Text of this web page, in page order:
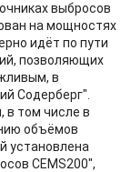
выбросов
на мощностях
идёт по пути
позволяющих
в
Содерберг".
в том числе в
объёмов
установлена
CEMS200",